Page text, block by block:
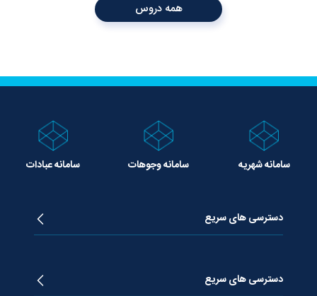
همه دروس
سامانه شهریه سامانه وجوهات سامانه عبادات
دسترسی های سریع
دسترسی های سریع